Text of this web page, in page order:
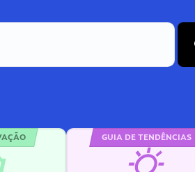
GUIA DE TENDÊNCIAS